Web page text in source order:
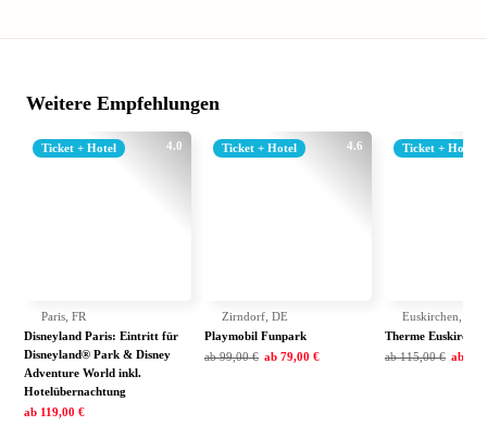
Weitere Empfehlungen
4.0
Ticket + Hotel
Paris, FR
Disneyland Paris: Eintritt für
Disneyland® Park & Disney
Adventure World inkl.
Hotelübernachtung
ab 119,00 €
4.6
Ticket + Hotel
Zirndorf, DE
Playmobil Funpark
ab 99,00 € ab 79,00 €
Ticket + Hotel
Euskirchen, DE
Therme Euskirchen
ab 115,00 € ab